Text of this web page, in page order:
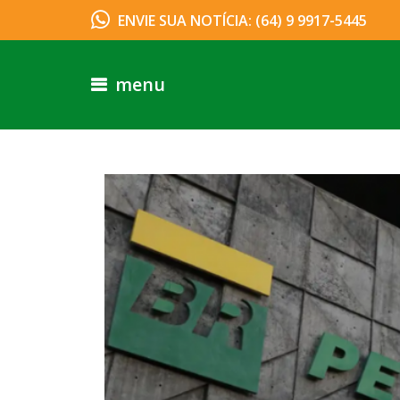
ENVIE SUA NOTÍCIA: (64) 9 9917-5445
menu